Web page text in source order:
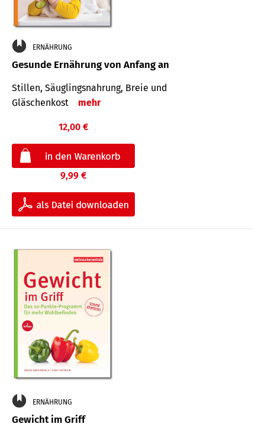
ERNÄHRUNG
Gesunde Ernährung von Anfang an
Stillen, Säuglingsnahrung, Breie und
Gläschenkost
mehr
12,00 €
9,99 €
ERNÄHRUNG
Gewicht im Griff